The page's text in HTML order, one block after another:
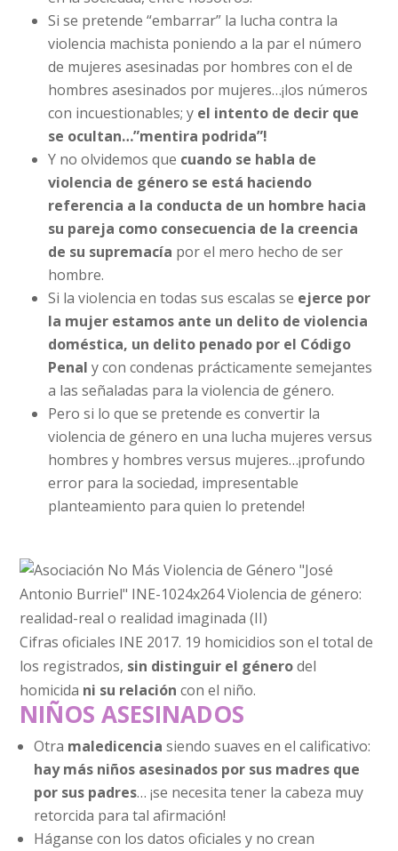
Si se pretende “embarrar” la lucha contra la
violencia machista poniendo a la par el número
de mujeres asesinadas por hombres con el de
hombres asesinados por mujeres…¡los números
con incuestionables; y el intento de decir que
se ocultan…”mentira podrida”!
Y no olvidemos que cuando se habla de
violencia de género se está haciendo
referencia a la conducta de un hombre hacia
su pareja como consecuencia de la creencia
de su supremacía por el mero hecho de ser
hombre.
Si la violencia en todas sus escalas se ejerce por
la mujer estamos ante un delito de violencia
doméstica, un delito penado por el Código
Penal y con condenas prácticamente semejantes
a las señaladas para la violencia de género.
Pero si lo que se pretende es convertir la
violencia de género en una lucha mujeres versus
hombres y hombres versus mujeres…¡profundo
error para la sociedad, impresentable
planteamiento para quien lo pretende!
Cifras oficiales INE 2017. 19 homicidios son el total de
los registrados, sin distinguir el génerodel
homicida ni su relación con el niño.
NIÑOS ASESINADOS
Otra maledicenciasiendo suaves en el calificativo:
hay más niños asesinados por sus madres que
por sus padres… ¡se necesita tener la cabeza muy
retorcida para tal afirmación!
Háganse con los datos oficiales y no crean